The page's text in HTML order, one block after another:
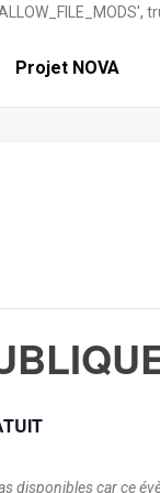
Projet NOVA
disponibles car ce